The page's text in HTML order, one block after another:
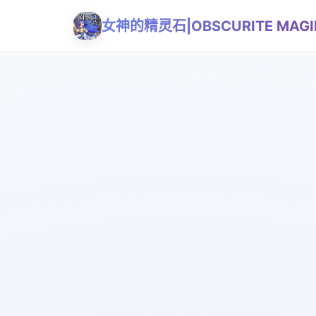
女神的精灵石|OBSCURITE